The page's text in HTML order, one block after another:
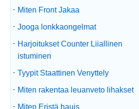
· Miten Front Jakaa
· Jooga lonkkaongelmat
· Harjoitukset Counter Liiallinen
istuminen
· Tyypit Staattinen Venyttely
· Miten rakentaa leuanveto lihakset
· Miten Eristä hauis